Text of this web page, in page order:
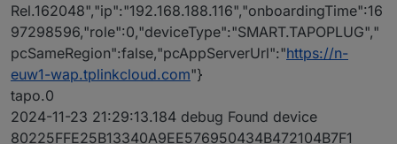
Rel.162048","ip":"192.168.188.116","onboardingTime":16
97298596,"role":0,"deviceType":"SMART.TAPOPLUG","
pcSameRegion":false,"pcAppServerUrl":"https://n-
euw1-wap.tplinkcloud.com"}
tapo.0
2024-11-23 21:29:13.184 debug Found device
80225FFE25B13340A9EE576950434B472104B7F1